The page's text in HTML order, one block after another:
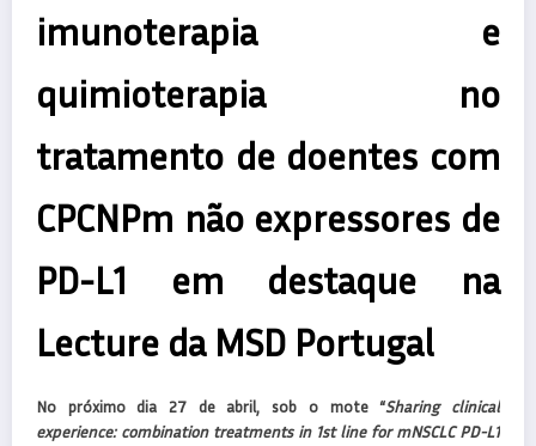
imunoterapia e
quimioterapia no
tratamento de doentes com
CPCNPm não expressores de
PD-L1 em destaque na
Lecture da MSD Portugal
No próximo dia 27 de abril, sob o mote “Sharing clinical
experience: combination treatments in 1st line for mNSCLC PD-L1